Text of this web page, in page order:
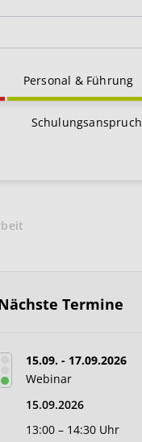
Personal & Führung
Schulungsanspruch
Termine
15.09. - 17.09.2026
Webinar
15.09.2026
13:00 – 14:30 Uhr